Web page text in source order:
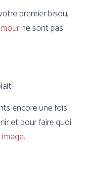
premier bisou,
ne sont pas
encore une fois
et pour faire quoi
.